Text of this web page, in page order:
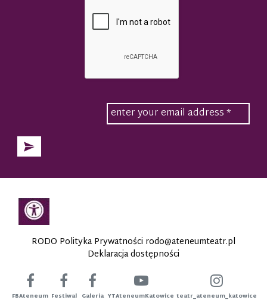
RODO Polityka Prywatności rodo@ateneumteatr.pl
Deklaracja dostępności
FBAteneum Festiwal Galeria YTAteneumKatowice teatr_ateneum_katowice